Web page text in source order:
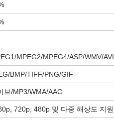
MPEG2/MPEG4/ASP/WMV/AVI
BMP/TIFF/PNG/GIF
브/MP3/WMA/AAC
720p, 480p 및 다중 해상도 지원